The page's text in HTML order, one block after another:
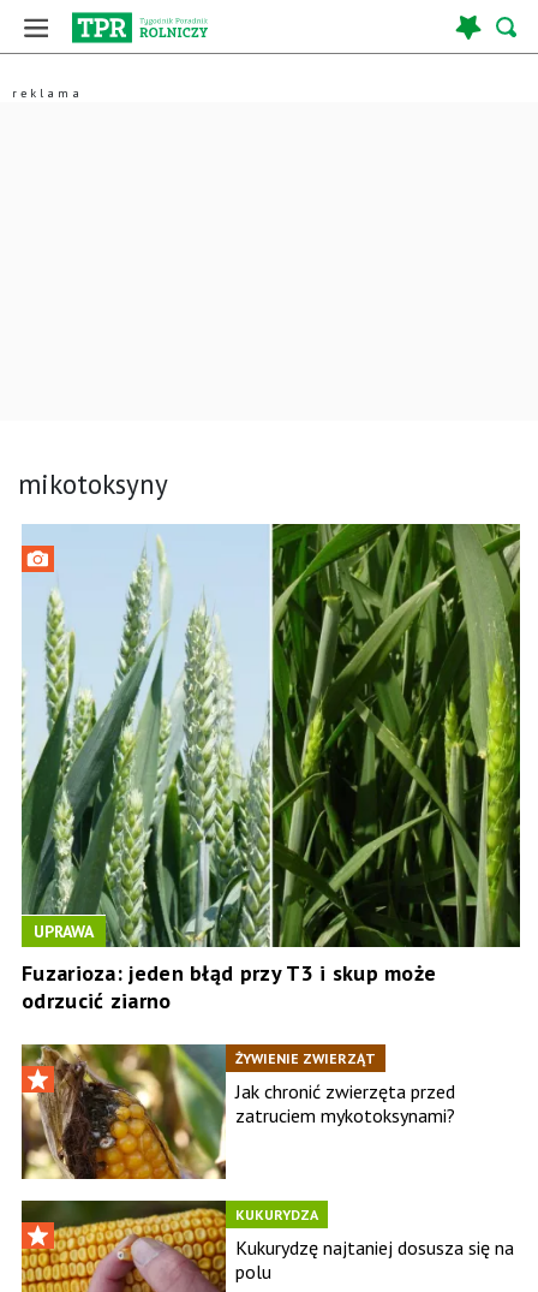
mikotoksyny
UPRAWA
Fuzarioza: jeden błąd przy T3 i skup może
odrzucić ziarno
ŻYWIENIE ZWIERZĄT
Jak chronić zwierzęta przed
zatruciem mykotoksynami?
KUKURYDZA
Kukurydzę najtaniej dosusza się na
polu